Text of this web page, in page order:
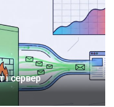
і сервер